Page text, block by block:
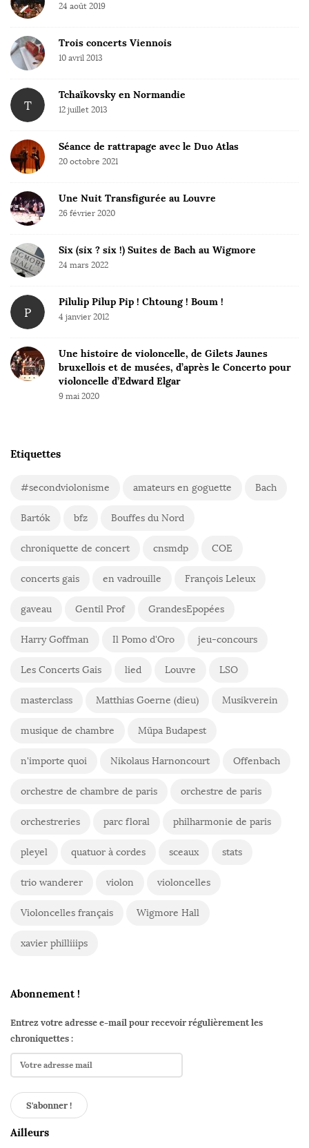
24 août 2019
Trois concerts Viennois
10 avril 2013
T
Tchaïkovsky en Normandie
12 juillet 2013
Séance de rattrapage avec le Duo Atlas
20 octobre 2021
Une Nuit Transfigurée au Louvre
26 février 2020
Six (six ? six !) Suites de Bach au Wigmore
24 mars 2022
P
Pilulip Pilup Pip ! Chtoung ! Boum !
4 janvier 2012
Une histoire de violoncelle, de Gilets Jaunes
bruxellois et de musées, d’après le Concerto pour
violoncelle d’Edward Elgar
9 mai 2020
Etiquettes
#secondviolonisme amateurs en goguette Bach
Bartók bfz Bouffes du Nord
chroniquette de concert cnsmdp COE
concerts gais en vadrouille François Leleux
gaveau Gentil Prof GrandesEpopées
Harry Goffman Il Pomo d'Oro jeu-concours
Les Concerts Gais lied Louvre LSO
masterclass Matthias Goerne (dieu) Musikverein
musique de chambre Müpa Budapest
n'importe quoi Nikolaus Harnoncourt Offenbach
orchestre de chambre de paris orchestre de paris
orchestreries parc floral philharmonie de paris
pleyel quatuor à cordes sceaux stats
trio wanderer violon violoncelles
Violoncelles français Wigmore Hall
xavier philliiips
Abonnement !
Entrez votre adresse e-mail pour recevoir régulièrement les
chroniquettes :
Ailleurs